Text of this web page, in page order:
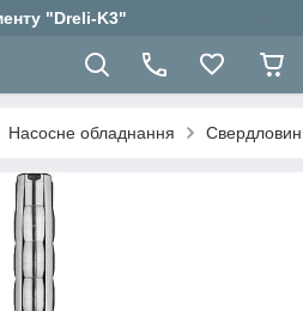
"Dreli-K3"
Насосне обладнання